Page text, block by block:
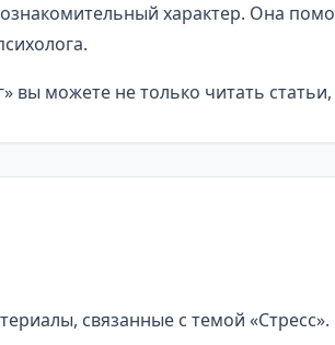
характер. Она
вы можете не только читать
связанные с темой «Стресс».